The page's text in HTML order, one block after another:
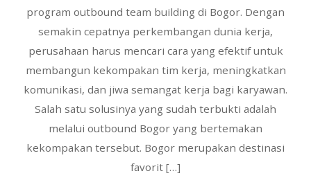
program outbound team building di Bogor. Dengan
semakin cepatnya perkembangan dunia kerja,
perusahaan harus mencari cara yang efektif untuk
membangun kekompakan tim kerja, meningkatkan
komunikasi, dan jiwa semangat kerja bagi karyawan.
Salah satu solusinya yang sudah terbukti adalah
melalui outbound Bogor yang bertemakan
kekompakan tersebut. Bogor merupakan destinasi
favorit […]